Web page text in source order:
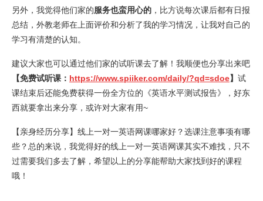
另外，我觉得他们家的服务也蛮用心的 ，比方说每次课后都有日报
总结，外教老师在上面评价和分析了我的学习情况，让我对自己的
学习有清楚的认知。
建议大家也可以通过他们家的试听课去了解！我顺便也分享出来吧
【免费试听课： https://www.spiiker.com/daily/?qd=sdoe】 试
课结束后还能免费获得一份全方位的《英语水平测试报告》，好东
西就要拿出来分享，或许对大家有用~
【亲身经历分享】线上一对一英语网课哪家好？选课注意事项有哪
些？总的来说，我觉得好的线上一对一英语网课其实不难找，只不
过需要我们多去了解，希望以上的分享能帮助大家找到好的课程
哦！